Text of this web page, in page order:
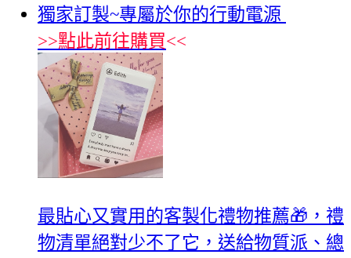
獨家訂製~專屬於你的行動電源
>>點此前往購買<<
最貼心又實用的客製化禮物推薦🎁，禮
物清單絕對少不了它，送給物質派、總